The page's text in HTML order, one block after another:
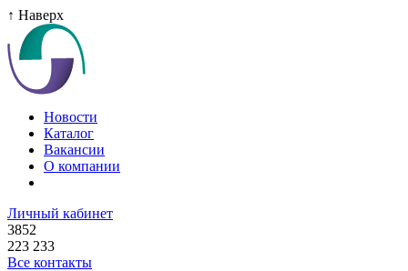
↑ Наверх
Новости
Каталог
Вакансии
О компании
Личный кабинет
3852
223 233
Все контакты